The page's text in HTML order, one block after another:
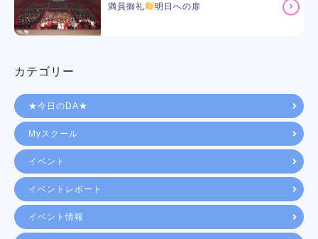
満員御礼 明日への扉
カテゴリー
★今日のDA★
Myスクール
イベント
イベントレポート
イベント情報